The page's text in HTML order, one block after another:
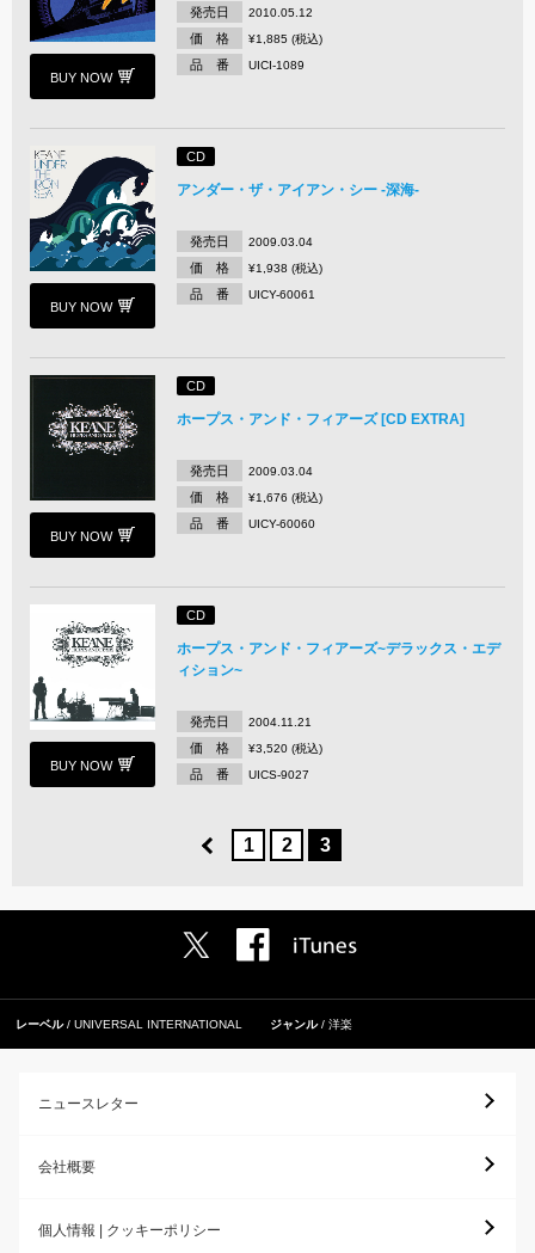
BUY NOW
発売日 2010.05.12
価 格 ¥1,885 (税込)
品 番 UICI-1089
BUY NOW
CD
アンダー・ザ・アイアン・シー -深海-
発売日 2009.03.04
価 格 ¥1,938 (税込)
品 番 UICY-60061
BUY NOW
CD
ホープス・アンド・フィアーズ [CD EXTRA]
発売日 2009.03.04
価 格 ¥1,676 (税込)
品 番 UICY-60060
BUY NOW
CD
ホープス・アンド・フィアーズ~デラックス・エデ
ィション~
発売日 2004.11.21
価 格 ¥3,520 (税込)
品 番 UICS-9027
1 2 3
レーベル UNIVERSAL INTERNATIONAL ジャンル 洋楽
ニュースレター
会社概要
個人情報 | クッキーポリシー